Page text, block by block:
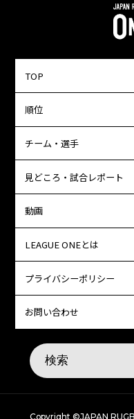
TOP
順位
チーム・選手
見どころ・試合レポート
動画
LEAGUE ONEとは
プライバシーポリシー
お問い合わせ
Copyright ©JAPAN